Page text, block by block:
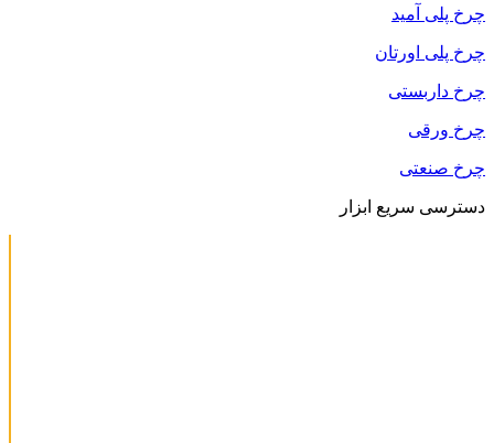
چرخ پلی آمید
چرخ پلی اورتان
چرخ داربستی
چرخ ورقی
چرخ صنعتی
دسترسی سریع ابزار